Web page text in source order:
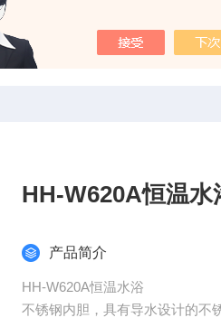
当前位置：首
HH-W620A恒温水
产品简介
HH-W620A恒温水浴
不锈钢内胆，具有导水设计的不